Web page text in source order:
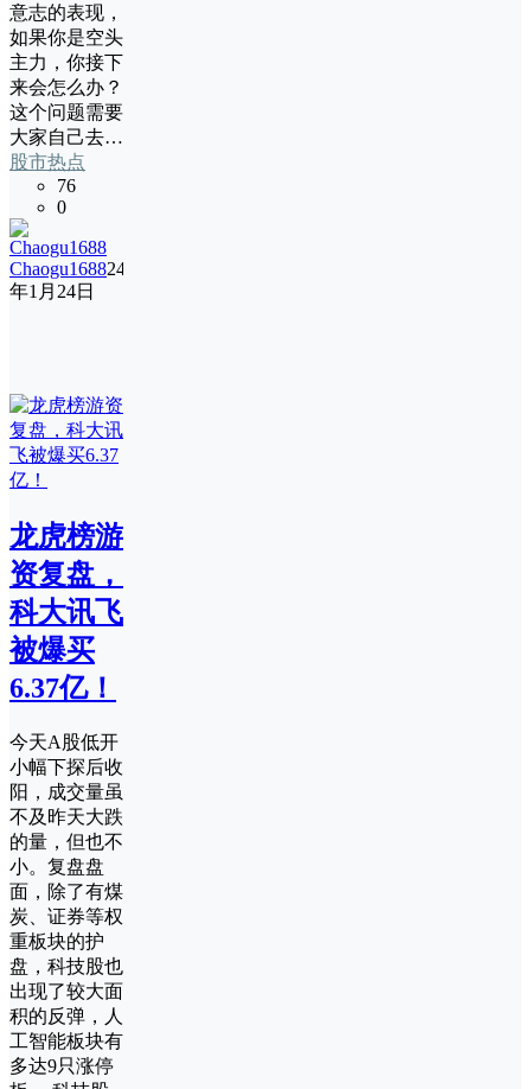
意志的表现，
如果你是空头
主力，你接下
来会怎么办？
这个问题需要
大家自己去…
股市热点
76
0
Chaogu168824
年1月24日
龙虎榜游
资复盘，
科大讯飞
被爆买
6.37亿！
今天A股低开
小幅下探后收
阳，成交量虽
不及昨天大跌
的量，但也不
小。复盘盘
面，除了有煤
炭、证券等权
重板块的护
盘，科技股也
出现了较大面
积的反弹，人
工智能板块有
多达9只涨停